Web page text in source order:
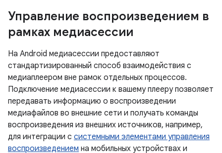
Управление воспроизведением в
рамках медиасессии
На Android медиасессии предоставляют
стандартизированный способ взаимодействия с
медиаплеером вне рамок отдельных процессов.
Подключение медиасессии к вашему плееру позволяет
передавать информацию о воспроизведении
медиафайлов во внешние сети и получать команды
воспроизведения из внешних источников, например,
для интеграции с системными элементами управления
воспроизведением на мобильных устройствах и